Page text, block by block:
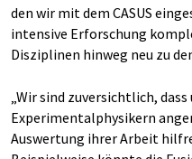
den wir mit dem CASUS
intensive Erforschung
Disziplinen hinweg neu zu
„Wir sind zuversichtlich,
Experimentalphysikern
Auswertung ihrer Arbeit